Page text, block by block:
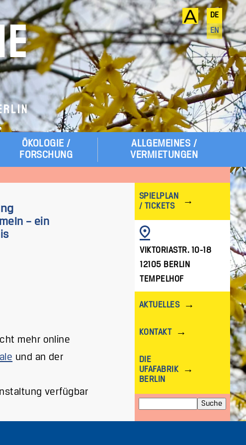
DE
EN
ÖKOLOGIE /
FORSCHUNG
ALLGEMEINES /
VERMIETUNGEN
– ein
mehr online
und an der
verfügbar
SPIELPLAN
/ TICKETS
BILD
VIKTORIASTR. 10-18
12105 BERLIN
TEMPELHOF
AKTUELLES
KONTAKT
DIE
UFAFABRIK
BERLIN